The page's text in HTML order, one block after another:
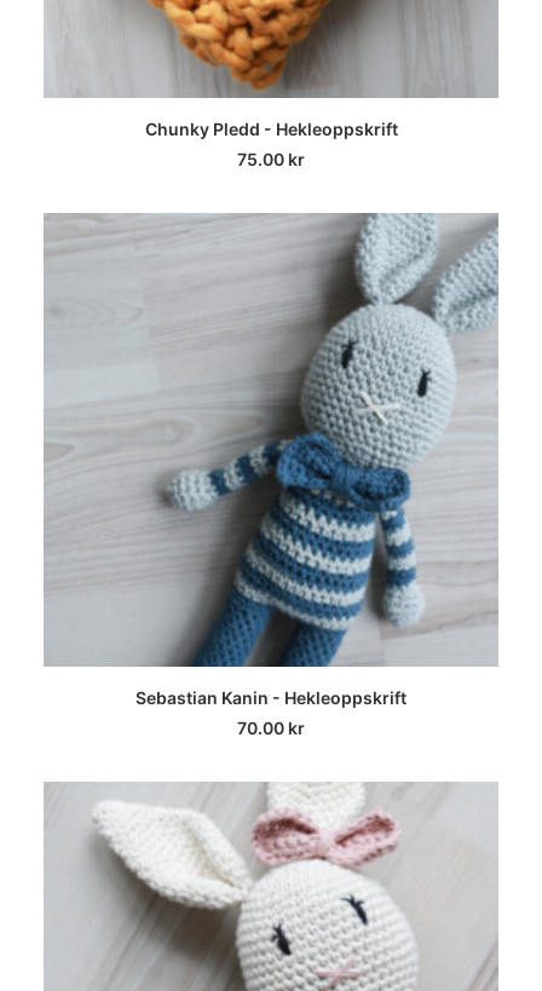
LEGG I HANDLEKURV
Chunky Pledd - Hekleoppskrift
75.00 kr
LEGG I HANDLEKURV
Sebastian Kanin - Hekleoppskrift
70.00 kr